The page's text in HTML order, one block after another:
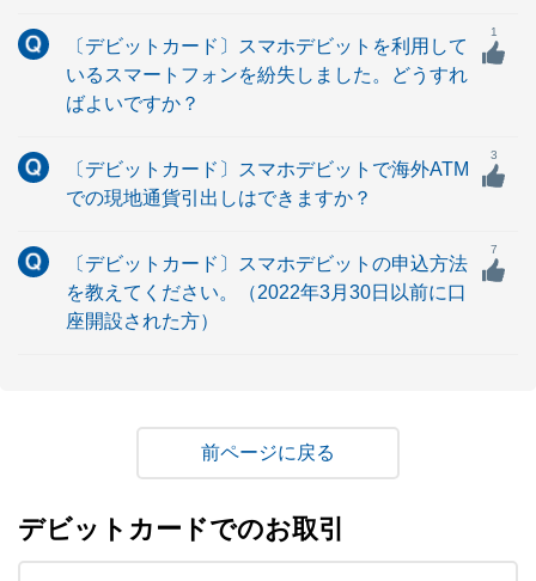
〔デビットカード〕スマホデビットを利用して
いるスマートフォンを紛失しました。どうすれ
ばよいですか？
1
〔デビットカード〕スマホデビットで海外ATM
での現地通貨引出しはできますか？
3
〔デビットカード〕スマホデビットの申込方法
を教えてください。（2022年3月30日以前に口
座開設された方）
7
戻る
デビットカードでのお取引